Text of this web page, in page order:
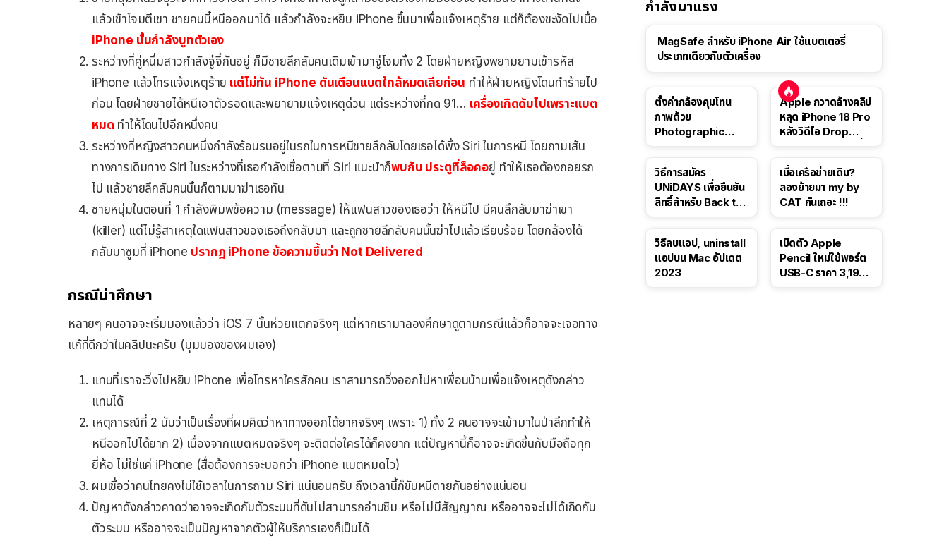
แล้วเข้าโจมตีเขา ชายคนนี้หนีออกมาได้ แล้วกำลังจะหยิบ iPhone ขึ้นมาเพื่อแจ้งเหตุร้าย แต่ก็ต้องชะงัดไปเมื่อ
iPhone นั้นกำลังบูทตัวเอง
ระหว่างที่คู่หนึ่มสาวกำลังจู๋จี๋กันอยู่ ก็มีชายลึกลับคนเดิมเข้ามาจู่โจมทั้ง 2 โดยฝ่ายหญิงพยามยามเข้ารหัส
iPhone แล้วโทรแจ้งเหตุร้าย แต่ไม่ทัน iPhone ดันเตือนแบตใกล้หมดเสียก่อน ทำให้ฝ่ายหญิงโดนทำร้ายไป
ก่อน โดยฝ่ายชายได้หนีเอาตัวรอดและพยายามแจ้งเหตุด่วน แต่ระหว่างที่กด 91… เครื่องเกิดดับไปเพราะแบต
หมด ทำให้โดนไปอีกหนึ่งคน
ระหว่างที่หญิงสาวคนหนึ่งกำลังร้อนรนอยู่ในรถในการหนีชายลึกลับโดยเธอได้พึ่ง Siri ในการหนี โดยถามเส้น
ทางการเดิมทาง Siri ในระหว่างที่เธอกำลังเชื่อตามที่ Siri แนะนำก็พบกับ ประตูที่ล็อคอยู่ ทำให้เธอต้องถอยรถ
ไป แล้วชายลึกลับคนนั้นก็ตามมาฆ่าเธอทัน
ชายหนุ่มในตอนที่ 1 กำลังพิมพข้อความ (message) ให้แฟนสาวของเธอว่า ให้หนีไป มีคนลึกลับมาฆ่าเขา
(killer) แต่ไม่รู้สาเหตุใดแฟนสาวของเธอถึงกลับมา และถูกชายลีกลับคนนั้นฆ่าไปแล้วเรียบร้อย โดยกล้องได้
กลับมาซูมที่ iPhone ปรากฏ iPhone ข้อความขึ้นว่า Not Delivered
กรณีน่าศึกษา
หลายๆ คนอาจจะเริ่มมองแล้วว่า iOS 7 นั้นห่วยแตกจริงๆ แต่หากเรามาลองศึกษาดูตามกรณีแล้วก็อาจจะเจอทาง
แก้ที่ดีกว่าในคลิปนะครับ (มุมมองของผมเอง)
แทนที่เราจะวิ่งไปหยิบ iPhone เพื่อโทรหาใครสักคน เราสามารถวิ่งออกไปหาเพื่อนบ้านเพื่อแจ้งเหตุดังกล่าว
แทนได้
เหตุการณ์ที่ 2 นับว่าเป็นเรื่องที่ผมคิดว่าหาทางออกได้ยากจริงๆ เพราะ 1) ทั้ง 2 คนอาจจะเข้ามาในป่าลึกทำให้
หนีออกไปได้ยาก 2) เนื่องจากแบตหมดจริงๆ จะติดต่อใครได้ก็คงยาก แต่ปัญหานี้ก็อาจจะเกิดขึ้นกับมือถือทุก
ยี่ห้อ ไม่ใช่แค่ iPhone (สื่อต้องการจะบอกว่า iPhone แบตหมดไว)
ผมเชื่อว่าคนไทยคงไม่ใช้เวลาในการถาม Siri แน่นอนครับ ถึงเวลานี้ก็ขับหนีตายกันอย่างแน่นอน
ปัญหาดังกล่าวคาดว่าอาจจะเกิดกับตัวระบบที่ดันไม่สามารถอ่านซิม หรือไม่มีสัญญาณ หรืออาจจะไม่ได้เกิดกับ
ตัวระบบ หรืออาจจะเป็นปัญหาจากตัวผู้ให้บริการเองก็เป็นได้
กำลังมาแรง
MagSafe สำหรับ iPhone Air ใช้แบตเตอรี่
ประเภทเดียวกับตัวเครื่อง
ตั้งค่ากล้องคุมโทน
ภาพด้วย
Photographic
Apple กวาดล้างคลิป
หลุด iPhone 18 Pro
หลังวิดีโอ Drop
วิธีการสมัคร
UNiDAYS เพื่อยืนยัน
สิทธิ์สำหรับ Back to
เบื่อเครือข่ายเดิม?
ลองย้ายมา my by
CAT กันเถอะ !!!
วิธีลบแอป, uninstall
แอปบน Mac อัปเดต
2023
เปิดตัว Apple
Pencil ใหม่ใช้พอร์ต
USB-C ราคา 3,190